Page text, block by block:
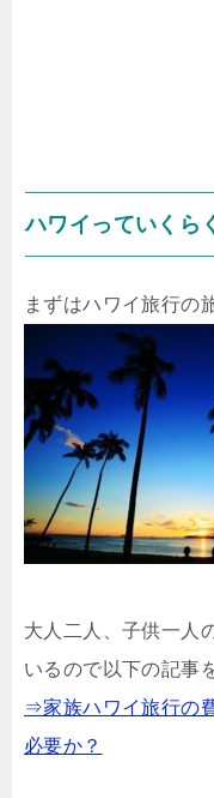
ハワイっていくら
まずはハワイ旅行の
大人二人、子供一人
いるので以下の記事
⇒家族ハワイ旅行の
必要か？